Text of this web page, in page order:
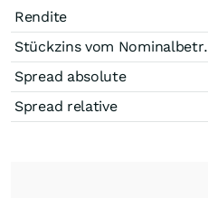
Rendite
Stückzins vom Nominalbetr.
Spread absolute
Spread relative